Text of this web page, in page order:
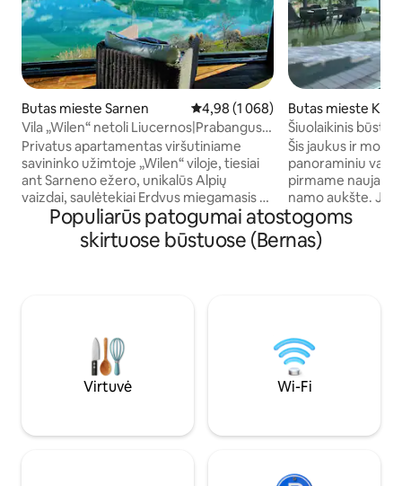
Butas mieste Sarnen Vidutinis įvertinimas: 4,98 iš 5,
4,98 (1 068)
Vila „Wilen“ netoli Liucernos|Prabangus
poilsis prie ežero
Privatus apartamentas viršutiniame
savininko užimtoje „Wilen“ viloje, tiesiai
ant Sarneno ežero, unikalūs Alpių
vaizdai, saulėtekiai Erdvus miegamasis su
namų kino teatru, panoraminiu poilsio
kambariu, didele virtuve ir vonios
kambariu (visa privati erdvė). 3–5
nemokama automobilių stovėjimo
aikštelė ir Wi-Fi. Vaikai laukiami, tik maži
Šveicarijoje. Dauguma lankytinų vietų
Butas mieste
Šiuolaikinis
į Thun ežerą
Šis jaukus ir
panoraminiu
pirmame naujai
namo aukšte. Jis
dalyje ir yra
pradžios taškas.
asmenims.
pėsčiomis),
aikštelė, žygių
Interlaken,
Populiarūs patogumai atostogoms
skirtuose būstuose (Bernas)
Virtuvė Wi-Fi